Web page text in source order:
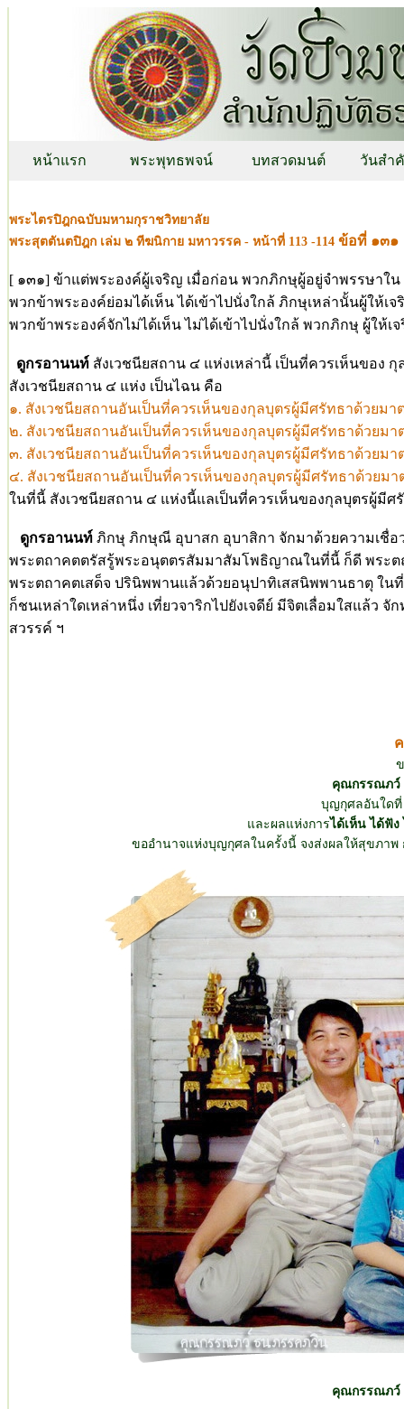
หน้าแรก พระพุทธพจน์ บทสวดมนต์ วันสำ
พระไตรปิฎกฉบับมหามกุราชวิทยาลัย
พระสุตตันตปิฎก เล่ม ๒ ทีฆนิกาย มหาวรรค - หน้าที่ 113 -114 ข้อที่ ๑๓๑
[ ๑๓๑] ข้าแต่พระองค์ผู้เจริญ เมื่อก่อน พวกภิกษุผู้อยู่จำพรรษาใ
พวกข้าพระองค์ย่อมได้เห็น ได้เข้าไปนั่งใกล้ ภิกษุเหล่านั้นผู้ให้เ
พวกข้าพระองค์จักไม่ได้เห็น ไม่ได้เข้าไปนั่งใกล้ พวกภิกษุ ผู้ให้เ
ดูกรอานนท์ สังเวชนียสถาน ๔ แห่งเหล่านี้ เป็นที่ควรเห็นของ
สังเวชนียสถาน ๔ แห่ง เป็นไฉน คือ
๑. สังเวชนียสถานอันเป็นที่ควรเห็นของกุลบุตรผู้มีศรัทธาด้วยม
๒. สังเวชนียสถานอันเป็นที่ควรเห็นของกุลบุตรผู้มีศรัทธาด้วย
๓. สังเวชนียสถานอันเป็นที่ควรเห็นของกุลบุตรผู้มีศรัทธาด้วยม
๔. สังเวชนียสถานอันเป็นที่ควรเห็นของกุลบุตรผู้มีศรัทธาด้วยม
ในที่นี้ สังเวชนียสถาน ๔ แห่งนี้แลเป็นที่ควรเห็นของกุลบุตรผู้มีศ
ดูกรอานนท์ ภิกษุ ภิกษุณี อุบาสก อุบาสิกา จักมาด้วยความเชื่
พระตถาคตตรัสรู้พระอนุตตรสัมมาสัมโพธิญาณในที่นี้ ก็ดี พระต
พระตถาคตเสด็จ ปรินิพพานแล้วด้วยอนุปาทิเสสนิพพานธาตุ ใน
ก็ชนเหล่าใดเหล่าหนึ่ง เที่ยวจาริกไปยังเจดีย์ มีจิตเลื่อมใสแล้ว
สวรรค์ ฯ
คุณกรรณภว์
บุญกุศลอันใด
และผลแห่งการได้เห็น ได้ฟั
ขออำนาจแห่งบุญกุศลในครั้งนี้ จงส่งผลให้สุขภาพ
คุณกรรณภว์